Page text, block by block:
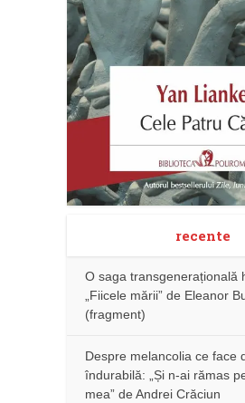
recente
O saga transgenerațională
„Fiicele mării” de Eleanor
(fragment)
Despre melancolia ce face
îndurabilă: „Și n-ai rămas
mea” de Andrei Crăciun